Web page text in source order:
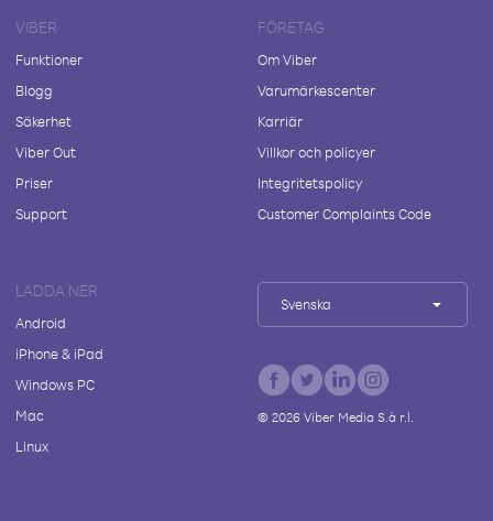
VIBER
Funktioner
Blogg
Säkerhet
Viber Out
Priser
Support
FÖRETAG
Om Viber
Varumärkescenter
Karriär
Villkor och policyer
Integritetspolicy
Customer Complaints Code
LADDA NER
Android
iPhone & iPad
Windows PC
Mac
Linux
Svenska
© 2026Viber Media S.à r.l.